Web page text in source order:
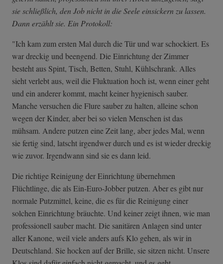
sie schließlich, den Job nicht in die Seele einsickern zu lassen.
Dann erzählt sie. Ein Protokoll:
"Ich kam zum ersten Mal durch die Tür und war schockiert. Es
war dreckig und beengend. Die Einrichtung der Zimmer
besteht aus Spint, Tisch, Betten, Stuhl, Kühlschrank. Alles
sieht verlebt aus, weil die Fluktuation hoch ist, wenn einer geht
und ein anderer kommt, macht keiner hygienisch sauber.
Manche versuchen die Flure sauber zu halten, alleine schon
wegen der Kinder, aber bei so vielen Menschen ist das
mühsam. Andere putzen eine Zeit lang, aber jedes Mal, wenn
sie fertig sind, latscht irgendwer durch und es ist wieder dreckig
wie zuvor. Irgendwann sind sie es dann leid.
Die richtige Reinigung der Einrichtung übernehmen
Flüchtlinge, die als Ein-Euro-Jobber putzen. Aber es gibt nur
normale Putzmittel, keine, die es für die Reinigung einer
solchen Einrichtung bräuchte. Und keiner zeigt ihnen, wie man
professionell sauber macht. Die sanitären Anlagen sind unter
aller Kanone, weil viele anders aufs Klo gehen, als wir in
Deutschland. Sie hocken auf der Brille, sie sitzen nicht. Unsere